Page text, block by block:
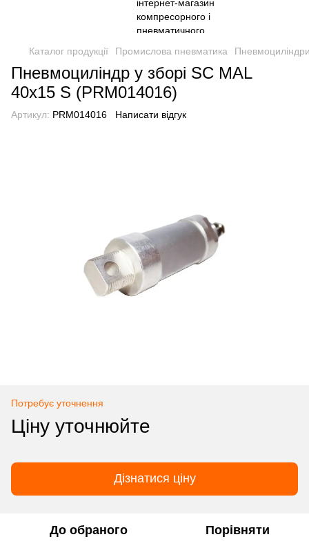
Каталог продукції Промислова пневматика
Пневмоциліндр у зборі SC MAL
40x15 S (PRM014016)
Артикул: PRM014016 Написати відгук
Потребує уточнення
Ціну уточнюйте
Дізнатися ціну
До обраного Порівняти